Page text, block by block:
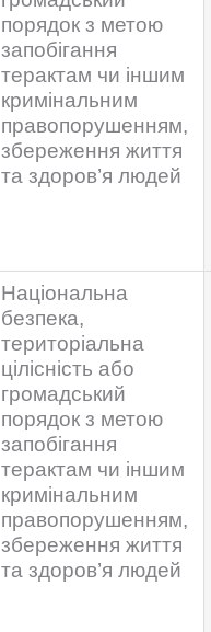
порядок з метою
запобігання
терактам чи іншим
кримінальним
правопорушенням,
збереження життя
та здоров’я людей
Національна
безпека,
територіальна
цілісність або
громадський
порядок з метою
запобігання
терактам чи іншим
кримінальним
правопорушенням,
збереження життя
та здоров’я людей